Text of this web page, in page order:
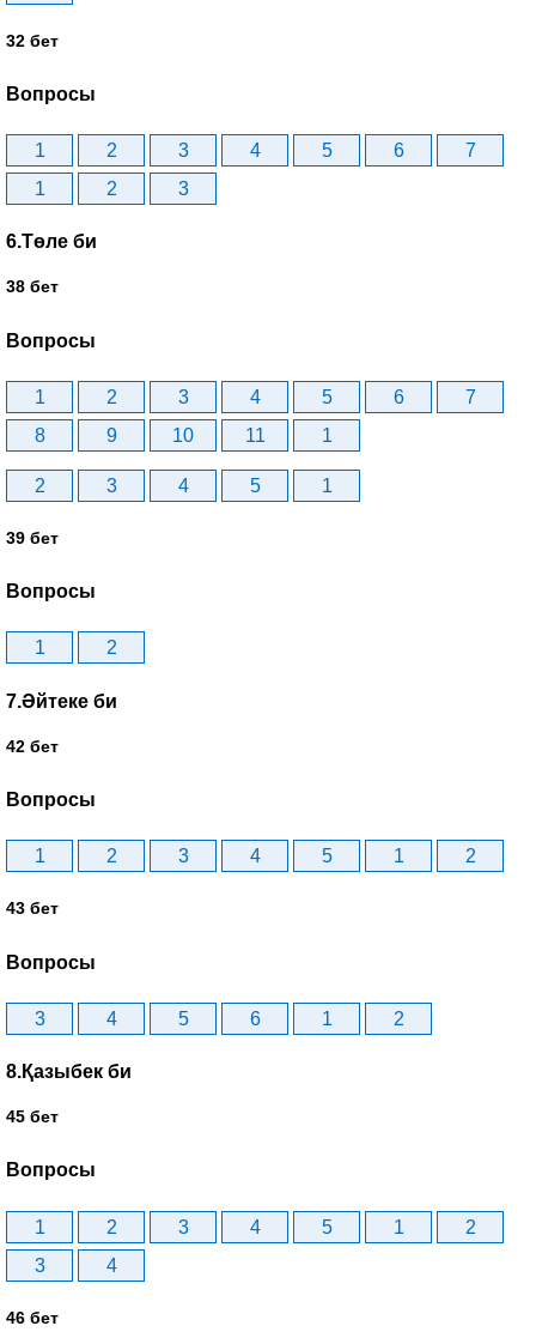
32 бет
Вопросы
1 2 3 4 5 6
7
1
2 3
6.Төле би
38 бет
Вопросы
1 2 3 4 5 6
7
8
9 10 11 1
2 3 4 5 1
39 бет
Вопросы
1 2
7.Әйтеке би
42 бет
Вопросы
1 2 3 4 5 1 2
43 бет
Вопросы
3 4 5 6 1 2
8.Қазыбек би
45 бет
Вопросы
1 2 3 4 5 1
2
3
4
46 бет